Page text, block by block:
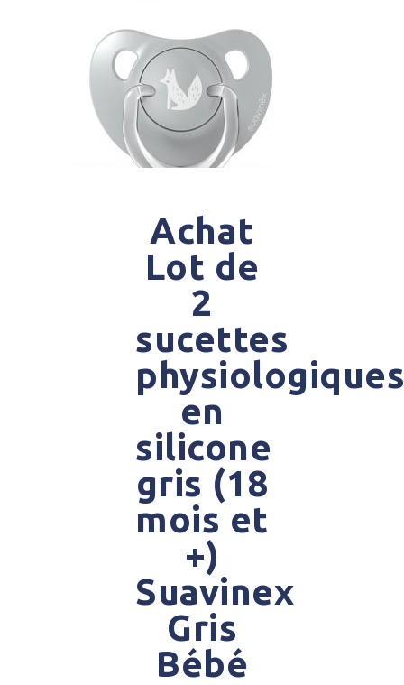
Achat
Lot de
2
sucettes
physiologiques
en
silicone
gris (18
mois et
+)
Suavinex
Gris
Bébé